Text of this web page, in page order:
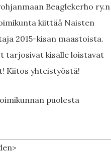
Beaglekerho ry.n
kiittää Naisten
2015-kisan maastoista.
tarjosivat kisalle loistavat
Kiitos yhteistyöstä!
puolesta